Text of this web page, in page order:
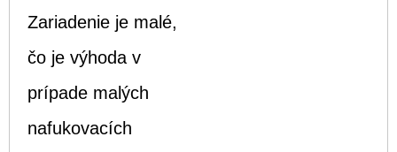
Zariadenie je malé,
čo je výhoda v
prípade malých
nafukovacích